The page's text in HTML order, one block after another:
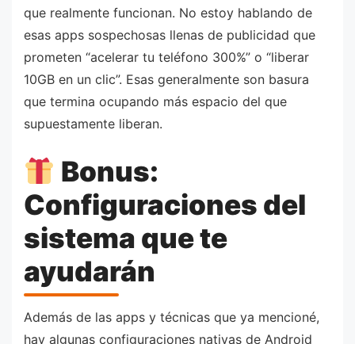
que realmente funcionan. No estoy hablando de
esas apps sospechosas llenas de publicidad que
prometen “acelerar tu teléfono 300%” o “liberar
10GB en un clic”. Esas generalmente son basura
que termina ocupando más espacio del que
supuestamente liberan.
Bonus:
Configuraciones del
sistema que te
ayudarán
Además de las apps y técnicas que ya mencioné,
hay algunas configuraciones nativas de Android